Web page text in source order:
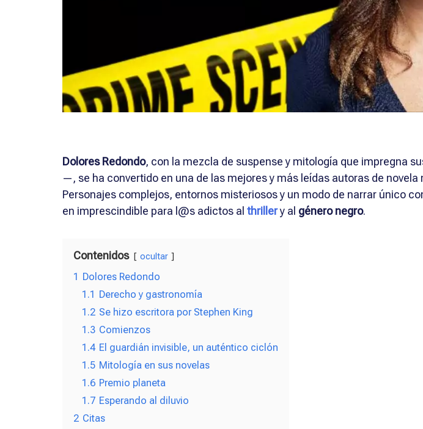
Dolores Redondo, con la mezcla de suspense y mitología que impregna
—, se ha convertido en una de las mejores y más leídas autoras de novela
Personajes complejos, entornos misteriosos y un modo de narrar único
en imprescindible para l@s adictos al thrillery al género negro.
Contenidos ocultar
1 Dolores Redondo
1.1 Derecho y gastronomía
1.2 Se hizo escritora por Stephen King
1.3 Comienzos
1.4 El guardián invisible, un auténtico ciclón
1.5 Mitología en sus novelas
1.6 Premio planeta
1.7 Esperando al diluvio
2 Citas